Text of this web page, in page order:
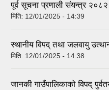
पूर्व सूचना प्रणाली संयन्त्र २०८२
मिति: 12/01/2025 - 14:39
स्थानीय विपद् तथा जलवायु
मिति: 12/01/2025 - 14:38
जानकी गाउँपालिकाको विपद्